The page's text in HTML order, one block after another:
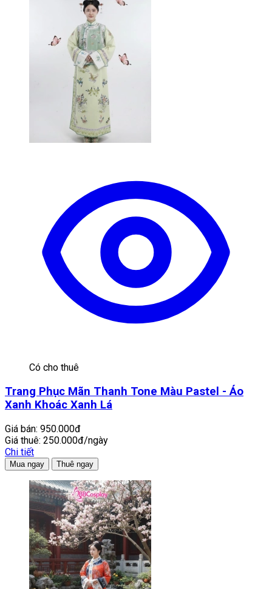
Có cho thuê
Trang Phục Mãn Thanh Tone Màu Pastel - Áo
Xanh Khoác Xanh Lá
Giá bán: 950.000đ
Giá thuê: 250.000đ/ngày
Chi tiết
Mua ngay Thuê ngay